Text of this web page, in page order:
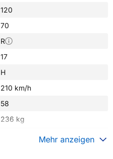
120
70
R
17
H
210 km/h
58
236 kg
Mehr anzeigen